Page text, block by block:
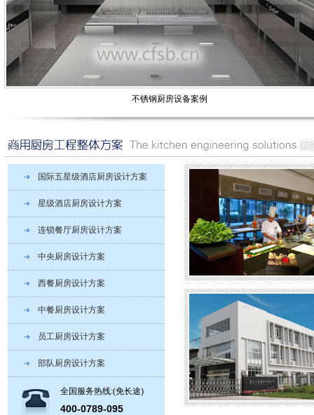
不锈钢厨房设备案例
国际五星级酒店厨房设计方案
星级酒店厨房设计方案
连锁餐厅厨房设计方案
中央厨房设计方案
西餐厨房设计方案
中餐厨房设计方案
员工厨房设计方案
部队厨房设计方案
全国服务热线:(免长途)
400-0789-095